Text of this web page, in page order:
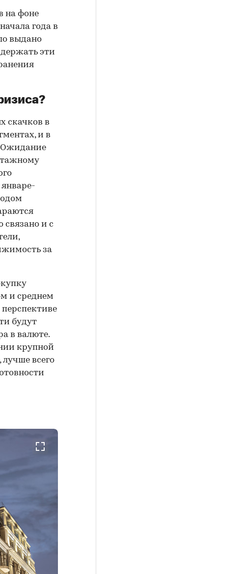
на фоне
года в
выдано
эти
скачков в
и в
Ожидание
связано и с
за
и среднем
будут
в валюте.
крупной
всего